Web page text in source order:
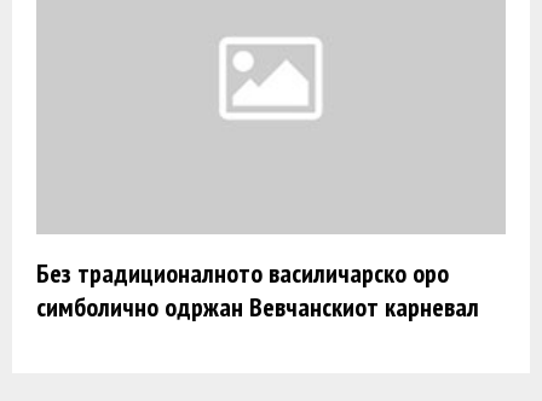
Без традиционалното василичарско оро
симболично одржан Вевчанскиот карневал